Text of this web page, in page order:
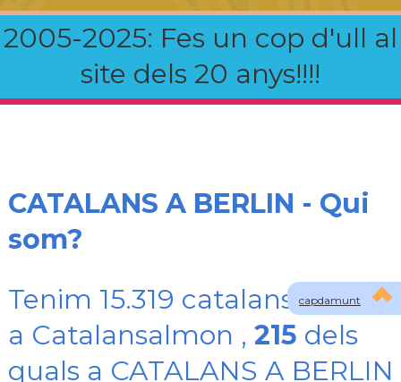
2005-2025: Fes un cop d'ull al
site dels 20 anys!!!!
capdamunt
CATALANS A BERLIN - Qui
som?
Tenim 15.319 catalans
a Catalansalmon , 215 dels
quals a CATALANS A BERLIN